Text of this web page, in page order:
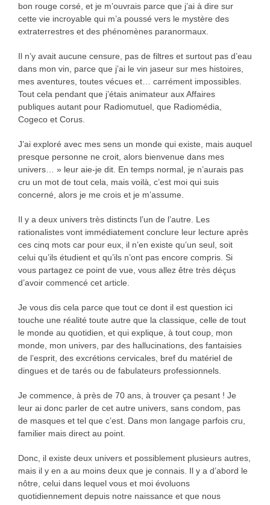
bon rouge corsé, et je m’ouvrais parce que j’ai à dire sur
cette vie incroyable qui m’a poussé vers le mystère des
extraterrestres et des phénomènes paranormaux.
Il n’y avait aucune censure, pas de filtres et surtout pas d’eau
dans mon vin, parce que j’ai le vin jaseur sur mes histoires,
mes aventures, toutes vécues et… carrément impossibles.
Tout cela pendant que j’étais animateur aux Affaires
publiques autant pour Radiomutuel, que Radiomédia,
Cogeco et Corus.
J’ai exploré avec mes sens un monde qui existe, mais auquel
presque personne ne croit, alors bienvenue dans mes
univers… » leur aie-je dit. En temps normal, je n’aurais pas
cru un mot de tout cela, mais voilà, c’est moi qui suis
concerné, alors je me crois et je m’assume.
Il y a deux univers très distincts l’un de l’autre. Les
rationalistes vont immédiatement conclure leur lecture après
ces cinq mots car pour eux, il n’en existe qu’un seul, soit
celui qu’ils étudient et qu’ils n’ont pas encore compris. Si
vous partagez ce point de vue, vous allez être très déçus
d’avoir commencé cet article.
Je vous dis cela parce que tout ce dont il est question ici
touche une réalité toute autre que la classique, celle de tout
le monde au quotidien, et qui explique, à tout coup, mon
monde, mon univers, par des hallucinations, des fantaisies
de l’esprit, des excrétions cervicales, bref du matériel de
dingues et de tarés ou de fabulateurs professionnels.
Je commence, à près de 70 ans, à trouver ça pesant ! Je
leur ai donc parler de cet autre univers, sans condom, pas
de masques et tel que c’est. Dans mon langage parfois cru,
familier mais direct au point.
Donc, il existe deux univers et possiblement plusieurs autres,
mais il y en a au moins deux que je connais. Il y a d’abord le
nôtre, celui dans lequel vous et moi évoluons
quotidiennement depuis notre naissance et que nous